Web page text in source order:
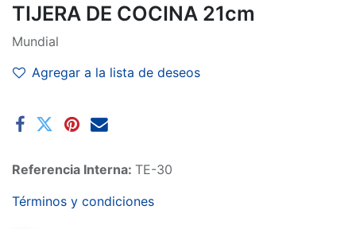
TIJERA DE COCINA 21cm
Mundial
Agregar a la lista de deseos
Referencia Interna: TE-30
Términos y condiciones